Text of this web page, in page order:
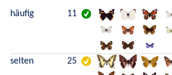
häufig 11
selten 25